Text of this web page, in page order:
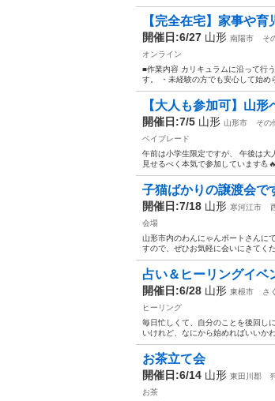
【完全在宅】家事や
開催日:6/27 山形 南陽市
そ
オンライン
■作業内容 カリキュラムに沿って行
す。 ・未経験の方でも安心して始め
【大人も参加可】山
開催日:7/5 山形 山形市
その
ベイブレード
午前は小学生限定ですが、 午後は大
見せるべく本気で参加しています
子猫ばかりの譲渡会で
開催日:7/18 山形 寒河江市
会場
山形市内のわんにゃんポートさんに
すので、ぜひお気軽に会いにきてく
占い＆ヒーリングイベ
開催日:6/28 山形 東根市 さ
ヒーリング
毎日忙しくて、自分のことを後回し
いけれど、なにから始めればいいか
お茶立て会
開催日:6/14 山形 東田川郡
お茶